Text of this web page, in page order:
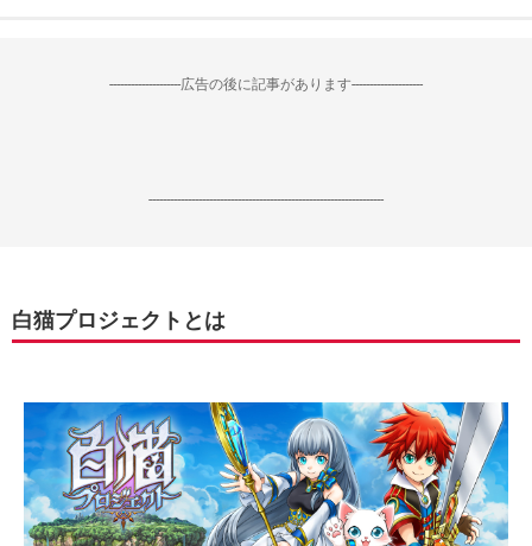
--------------------広告の後に記事があります--------------------
------------------------------------------------------------------
白猫プロジェクトとは